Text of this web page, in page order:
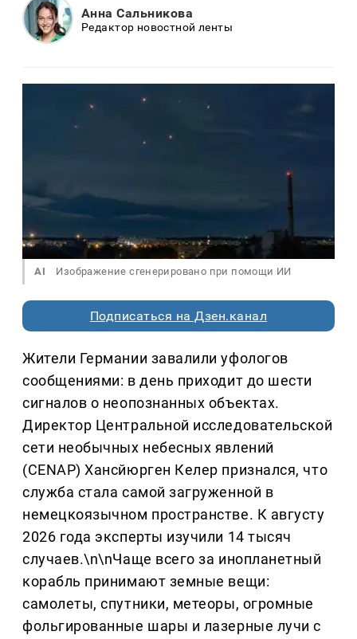
Анна Сальникова
Редактор новостной ленты
AI Изображение сгенерировано при помощи ИИ
Подписаться на Дзен.канал
Жители Германии завалили уфологов
сообщениями: в день приходит до шести
сигналов о неопознанных объектах.
Директор Центральной исследовательской
сети необычных небесных явлений
(CENAP) Хансйюрген Келер признался, что
служба стала самой загруженной в
немецкоязычном пространстве. К августу
2026 года эксперты изучили 14 тысяч
случаев.\n\nЧаще всего за инопланетный
корабль принимают земные вещи:
самолеты, спутники, метеоры, огромные
фольгированные шары и лазерные лучи с